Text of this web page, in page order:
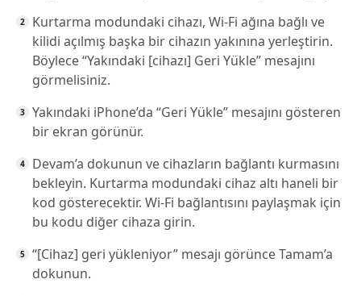
Kurtarma modundaki cihazı, Wi-Fi ağına bağlı ve
kilidi açılmış başka bir cihazın yakınına yerleştirin.
Böylece “Yakındaki [cihazı] Geri Yükle” mesajını
görmelisiniz.
Yakındaki iPhone’da “Geri Yükle” mesajını gösteren
bir ekran görünür.
Devam’a dokunun ve cihazların bağlantı kurmasını
bekleyin. Kurtarma modundaki cihaz altı haneli bir
kod gösterecektir. Wi-Fi bağlantısını paylaşmak için
bu kodu diğer cihaza girin.
“[Cihaz] geri yükleniyor” mesajı görünce Tamam’a
dokunun.